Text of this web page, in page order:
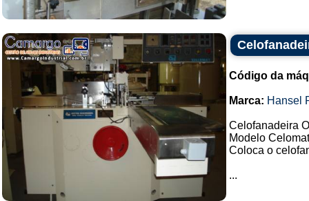
Código da
Marca: Hansel
Celofanadeira
Modelo
Coloca o
...